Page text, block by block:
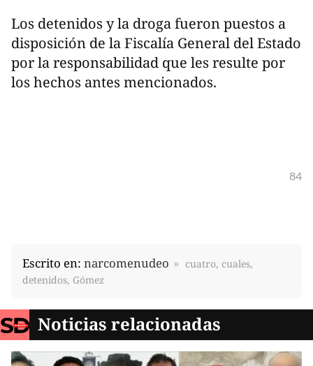
Los detenidos y la droga fueron puestos a
disposición de la Fiscalía General del Estado
por la responsabilidad que les resulte por
los hechos antes mencionados.
84
Escrito en: narcomenudeo
cuatro, cuales,
detenidos, Gómez
Noticias relacionadas